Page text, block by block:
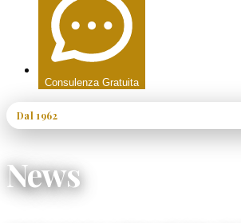
Consulenza Gratuita
Dal 1962
News